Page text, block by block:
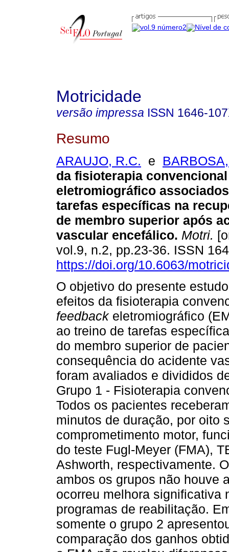
Motricidade
versão impressa ISSN 1646-
Resumo
ARAUJO, R.C. e
da fisioterapia
eletromiográfico
tarefas específicas na
de membro superior após
vascular encefálico. Motri.
vol.9, n.2, pp.23-36. ISSN
https://doi.org/10.6063/
O objetivo do presente
efeitos da fisioterapia
feedbackeletromiográfico
ao treino de tarefas
do membro superior de
consequência do acidente
foram avaliados e divididos
Grupo 1 - Fisioterapia
Todos os pacientes
minutos de duração, por oito
comprometimento motor,
do teste Fugl-Meyer (FMA),
Ashworth, respectivamente.
ambos os grupos não houve
ocorreu melhora significativa
programas de reabilitação.
somente o grupo 2
comparação dos ganhos